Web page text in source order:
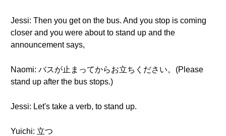
Jessi: Then you get on the bus. And you stop is coming
closer and you were about to stand up and the
announcement says,
Naomi: バスが止まってからお立ちください。(Please
stand up after the bus stops.)
Jessi: Let's take a verb, to stand up.
Yuichi: 立つ